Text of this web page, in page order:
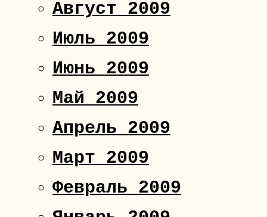
Август 2009
Июль 2009
Июнь 2009
Май 2009
Апрель 2009
Март 2009
Февраль 2009